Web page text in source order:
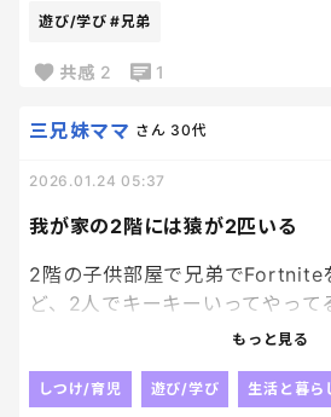
い🥹🥹
遊び/学び #兄弟
共感 2 1
我が家の2階には猿が2匹いる
三兄妹ママ さん 30代
2026.01.24 05:37
2階の子供部屋で兄弟でFortnite
ど、2人でキーキーいってやって
もっと見る
しつけ/育児 遊び/学び 生活と暮ら